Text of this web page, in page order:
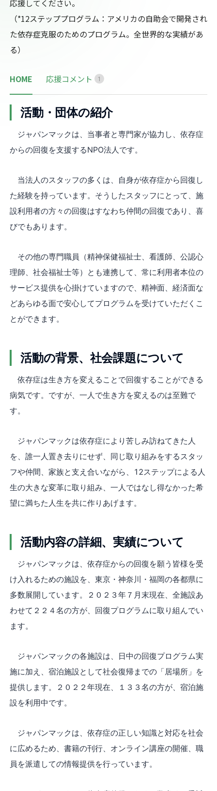
応援してください。
（*12ステッププログラム：アメリカの自助会で開発され
た依存症克服のためのプログラム。全世界的な実績があ
る）
HOME 応援コメント 1
活動・団体の紹介
ジャパンマックは、当事者と専門家が協力し、依存症
からの回復を支援するNPO法人です。
当法人のスタッフの多くは、自身が依存症から回復し
た経験を持っています。そうしたスタッフにとって、施
設利用者の方々の回復はすなわち仲間の回復であり、喜
びでもあります。
その他の専門職員（精神保健福祉士、看護師、公認心
理師、社会福祉士等）とも連携して、常に利用者本位の
サービス提供を心掛けていますので、精神面、経済面な
どあらゆる面で安心してプログラムを受けていただくこ
とができます。
活動の背景、社会課題について
依存症は生き方を変えることで回復することができる
病気です。ですが、一人で生き方を変えるのは至難で
す。
ジャパンマックは依存症により苦しみ訪ねてきた人
を、誰一人置き去りにせず、同じ取り組みをするスタッ
フや仲間、家族と支え合いながら、12ステップによる人
生の大きな変革に取り組み、一人ではなし得なかった希
望に満ちた人生を共に作りあげます。
活動内容の詳細、実績について
ジャパンマックは、依存症からの回復を願う皆様を受
け入れるための施設を、東京・神奈川・福岡の各都県に
多数展開しています。２０２３年７月末現在、全施設あ
わせて２２４名の方が、回復プログラムに取り組んでい
ます。
ジャパンマックの各施設は、日中の回復プログラム実
施に加え、宿泊施設として社会復帰までの「居場所」を
提供します。２０２２年現在、１３３名の方が、宿泊施
設を利用中です。
ジャパンマックは、依存症の正しい知識と対応を社会
に広めるため、書籍の刊行、オンライン講座の開催、職
員を派遣しての情報提供を行っています。